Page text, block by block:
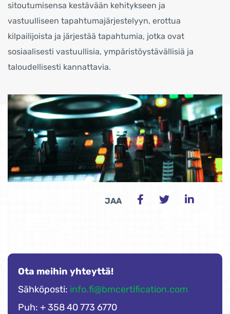
sitoutumisensa kestävään kehitykseen ja
vastuulliseen tapahtumajärjestelyyn, erottua
kilpailijoista ja järjestää tapahtumia, jotka ovat
sosiaalisesti vastuullisia, ympäristöystävällisiä ja
taloudellisesti kannattavia.
JAA
Ota meihin yhteyttä!
Sähköposti: info.fi@bmcertification.com
Puh: + 358 40 773 6770